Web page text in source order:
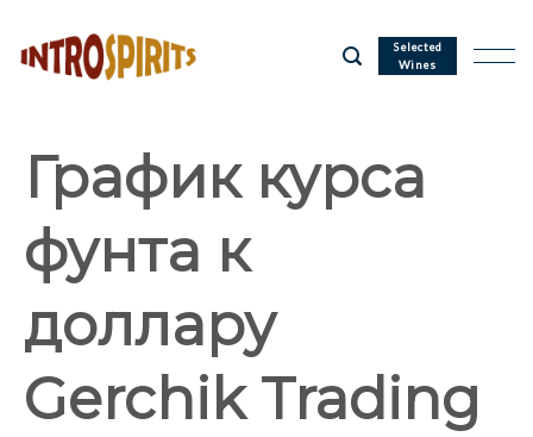
content
Selected
Wines
График курса
фунта к
доллару
Gerchik Trading